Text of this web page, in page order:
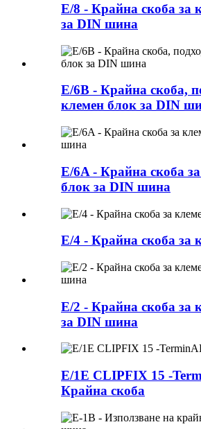
E/8 - Крайна скоба за
за DIN шина
E/6B - Крайна скоба,
клемен блок за DIN
E/6A - Крайна скоба
блок за DIN шина
E/4 - Крайна скоба за
E/2 - Крайна скоба за
за DIN шина
E/1E CLIPFIX 15 -
Крайна скоба